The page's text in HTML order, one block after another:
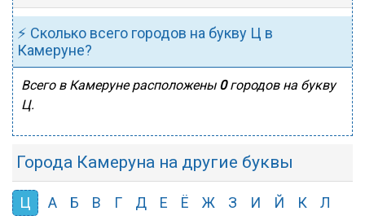
⚡ Сколько всего городов на букву Ц в
Камеруне?
Всего в Камеруне расположены 0городов на букву
Ц.
Города Камеруна на другие буквы
Ц А Б В Г Д Е Ё Ж З И Й К
Л